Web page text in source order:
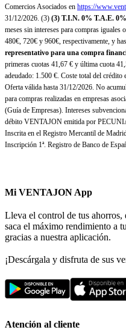
Comercios Asociados en https://
31/12/2026. (3) (3) T.I.N. 0% T.A.E.
meses sin intereses para compras
480€, 720€ y 960€, respectivamente, y
representativo para una compra
primeras cuotas 41,67 € y última cuota
adeudado: 1.500 €. Coste total del crédito
Oferta válida hasta 31/12/2026. No
para compras realizadas en empresas
(Guía de Empresas). Intereses
débito VENTAJON emitida por
Inscrita en el Registro Mercantil de
Inscripción 1ª. Registro de Banco de
Mi VENTAJON App
Lleva el control de tus
saca el máximo rendimiento a
gracias a nuestra aplicación.
¡Descárgala y disfruta de sus
Atención al cliente